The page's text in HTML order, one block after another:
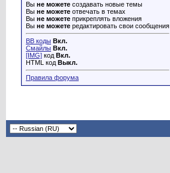
Вы не можете создавать новые темы
Вы не можете отвечать в темах
Вы не можете прикреплять вложения
Вы не можете редактировать свои сообщения
BB коды Вкл.
Смайлы Вкл.
[IMG] код Вкл.
HTML код Выкл.
Правила форума